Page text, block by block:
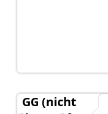
GG (nicht